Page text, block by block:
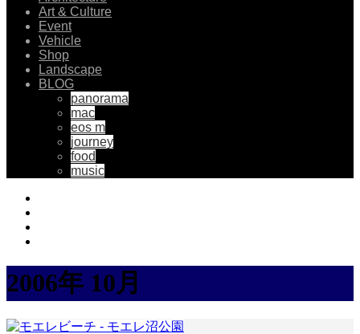
Art & Culture
Event
Vehicle
Shop
Landscape
BLOG
panorama
mac
eos m
journey
food
music
2006年 10月